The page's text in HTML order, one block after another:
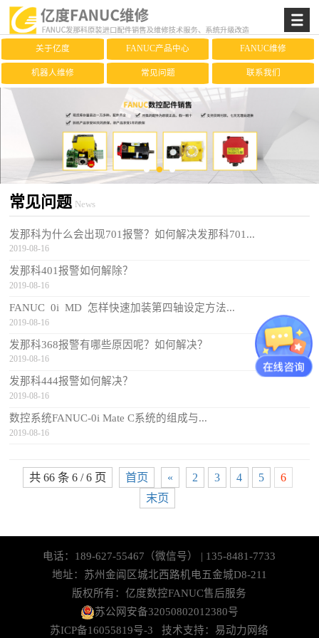
关于亿度 FANUC产品中心 FANUC维修
机器人维修 常见问题 联系我们
常见问题 News
发那科为什么会出现701报警？如何解决发那科701...
2019-08-16
发那科401报警如何解除？
2019-08-16
FANUC 0i MD 怎样快速加装第四轴设定方法...
2019-08-16
发那科368报警有哪些原因呢？如何解决？
2019-08-16
发那科444报警如何解决？
2019-08-16
数控系统FANUC-0i Mate C系统的组成与...
2019-08-16
共 66 条 6 / 6 页 首页 « 2 3 4 5
6
末页
电话：189-627-55467（微信号） | 135-8481-7733
地址：苏州金阊区城北西路机电五金城D8-211
版权所有：亿度数控FANUC售后服务
苏公网安备32050802012380号
苏ICP备16055819号-3 技术支持： 易动力网络